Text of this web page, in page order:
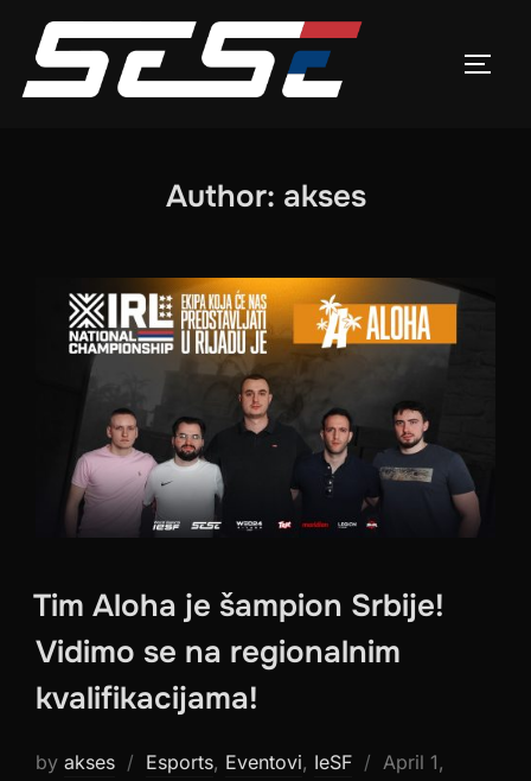
content
Author: akses
Tim Aloha je šampion Srbije!
Vidimo se na regionalnim
kvalifikacijama!
by akses Esports, Eventovi, IeSF
Posted
April 1,